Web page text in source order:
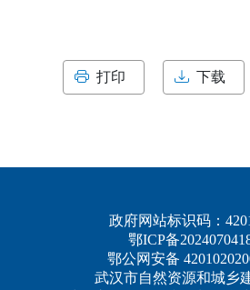
打印 下载
政府网站标识码：
鄂ICP备
鄂公网安备
武汉市自然资源和城乡